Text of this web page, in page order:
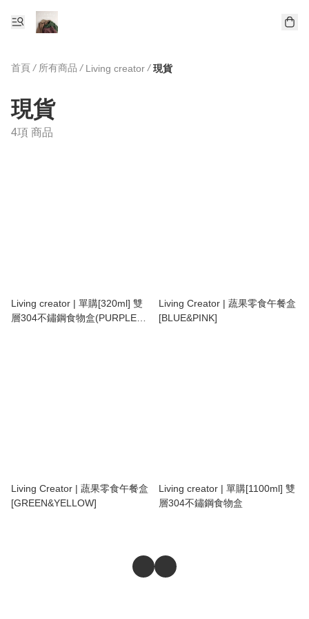
首頁 / 所有商品 / Living creator / 現貨
現貨
4項 商品
Living creator | 單購[320ml] 雙
層304不鏽鋼食物盒(PURPLE
Living Creator | 蔬果零食午餐盒
[BLUE&PINK]
Living Creator | 蔬果零食午餐盒
[GREEN&YELLOW]
Living creator | 單購[1100ml] 雙
層304不鏽鋼食物盒